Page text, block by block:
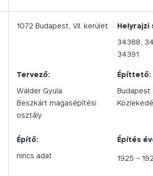
1072 Budapest, VII. kerület
Helyrajzi
34388,
34391
Tervező:
Wälder Gyula
Beszkárt magasépítési
osztály
Építtető:
Budapest
Építő:
nincs adat
Építés
1925 -